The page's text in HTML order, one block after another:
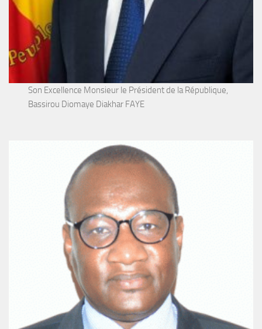
Son Excellence Monsieur le Président de la République,
Bassirou Diomaye Diakhar FAYE